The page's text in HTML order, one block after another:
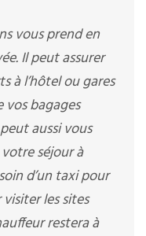
vous prend en
Il peut assurer
à l’hôtel ou gares
vos bagages
aussi vous
séjour à
d’un taxi pour
les sites
restera à